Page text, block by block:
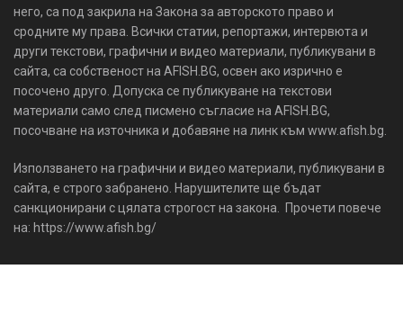
него, са под закрила на Закона за авторското право и
сродните му права. Всички статии, репортажи, интервюта и
други текстови, графични и видео материали, публикувани в
сайта, са собственост на AFISH.BG, освен ако изрично е
посочено друго. Допуска се публикуване на текстови
материали само след писмено съгласие на AFISH.BG,
посочване на източника и добавяне на линк към www.afish.bg.
Използването на графични и видео материали, публикувани в
сайта, е строго забранено. Нарушителите ще бъдат
санкционирани с цялата строгост на закона. Прочети повече
на: https://www.afish.bg/